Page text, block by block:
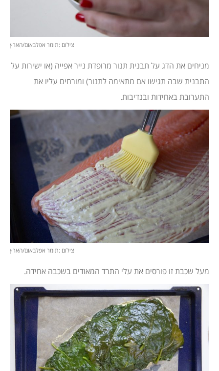
צילום :תומר אפלבאום/הארץ
מניחים את הדג על תבנית תנור מרופדת נייר אפייה (או ישירות על
התבנית שבה תגישו אם מתאימה לתנור) ומורחים עליו את
התערובת באחידות ובנדיבות.
צילום :תומר אפלבאום/הארץ
מעל שכבת זו פורסים את עלי התרד המאודים בשכבה אחידה.